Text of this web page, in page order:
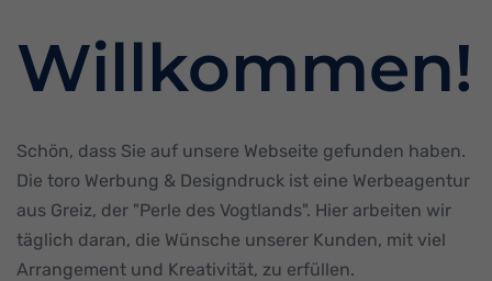
Willkommen!
Schön, dass Sie auf unsere Webseite gefunden haben.
Die toro Werbung & Designdruck ist eine Werbeagentur
aus Greiz, der "Perle des Vogtlands". Hier arbeiten wir
täglich daran, die Wünsche unserer Kunden, mit viel
Arrangement und Kreativität, zu erfüllen.